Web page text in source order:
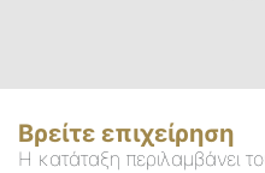
Βρείτε επιχείρηση
Η κατάταξη περιλαμβάνει